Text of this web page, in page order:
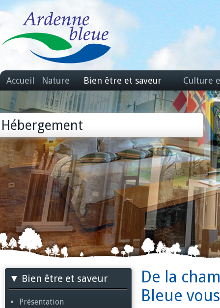
Accueil Nature Bien être et saveur Culture
Hébergement
Bien être et saveur
Présentation
De la
Bleue